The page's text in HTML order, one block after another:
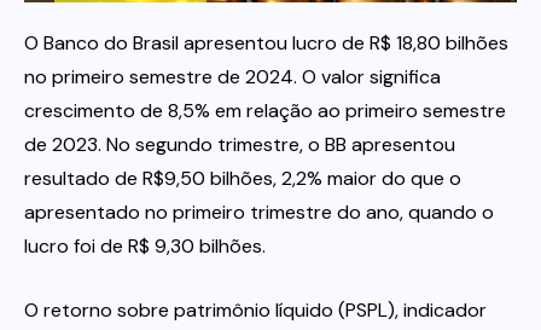
Financeiras e Cooperativas
O Banco do Brasil apresentou lucro de R$ 18,80 bilhões
no primeiro semestre de 2024. O valor significa
crescimento de 8,5% em relação ao primeiro semestre
de 2023. No segundo trimestre, o BB apresentou
resultado de R$9,50 bilhões, 2,2% maior do que o
apresentado no primeiro trimestre do ano, quando o
lucro foi de R$ 9,30 bilhões.
O retorno sobre patrimônio líquido (PSPL), indicador